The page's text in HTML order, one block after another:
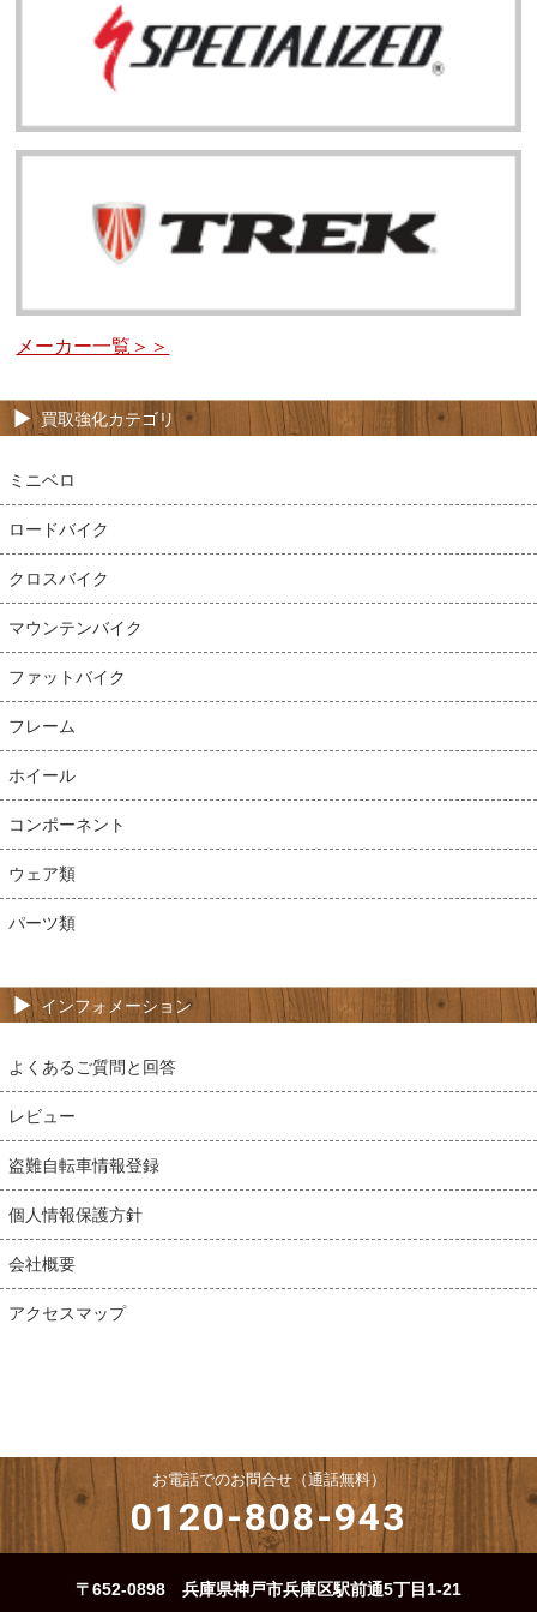
メーカー一覧＞＞
買取強化カテゴリ
ミニベロ
ロードバイク
クロスバイク
マウンテンバイク
ファットバイク
フレーム
ホイール
コンポーネント
ウェア類
パーツ類
インフォメーション
よくあるご質問と回答
レビュー
盗難自転車情報登録
個人情報保護方針
会社概要
アクセスマップ
お電話でのお問合せ（通話無料）
0120-808-943
〒652-0898 兵庫県神戸市兵庫区駅前通5丁目1-21